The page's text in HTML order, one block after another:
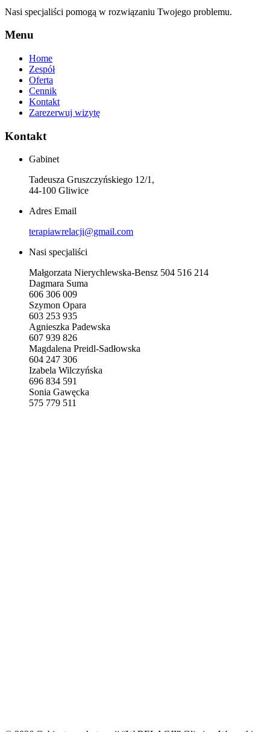
Nasi specjaliści pomogą w rozwiązaniu Twojego problemu.
Menu
Home
Zespół
Oferta
Cennik
Kontakt
Zarezerwuj wizytę
Kontakt
Gabinet
Tadeusza Gruszczyńskiego 12/1,
44-100 Gliwice
Adres Email
terapiawrelacji@gmail.com
Nasi specjaliści
Małgorzata Nierychlewska-Bensz 504 516 214
Dagmara Suma
606 306 009
Szymon Opara
603 253 935
Agnieszka Padewska
607 939 826
Magdalena Preidl-Sadłowska
604 247 306
Izabela Wilczyńska
696 834 591
Sonia Gawęcka
575 779 511